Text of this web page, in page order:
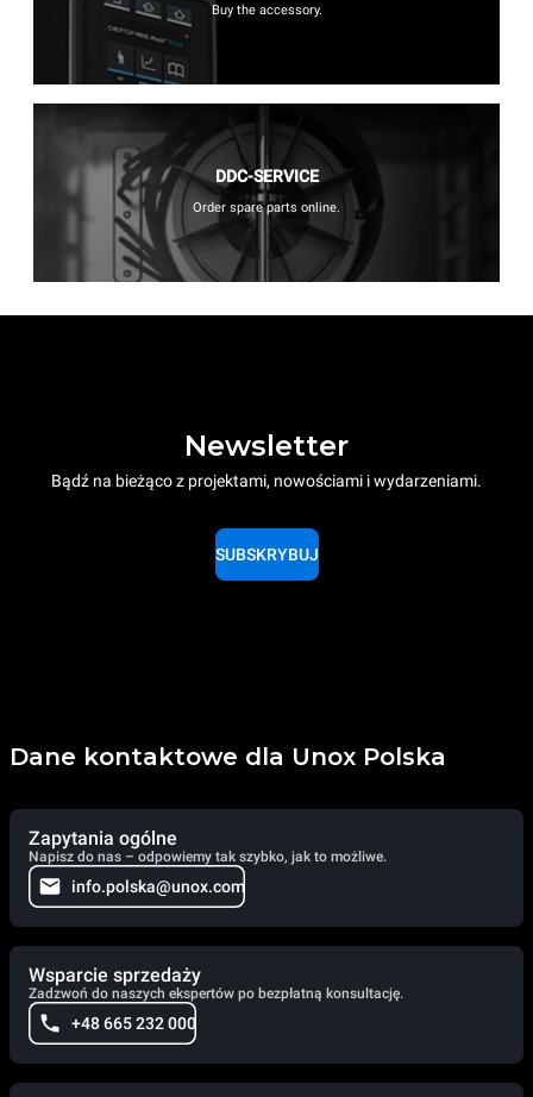
Buy the accessory.
DDC-SERVICE
Order spare parts online.
Newsletter
Bądź na bieżąco z projektami, nowościami i wydarzeniami.
SUBSKRYBUJ
Dane kontaktowe dla Unox Polska
Zapytania ogólne
Napisz do nas – odpowiemy tak szybko, jak to możliwe.
info.polska@unox.com
Wsparcie sprzedaży
Zadzwoń do naszych ekspertów po bezpłatną konsultację.
+48 665 232 000